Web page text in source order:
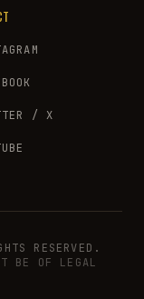
/ X
RESERVED.
BE OF LEGAL